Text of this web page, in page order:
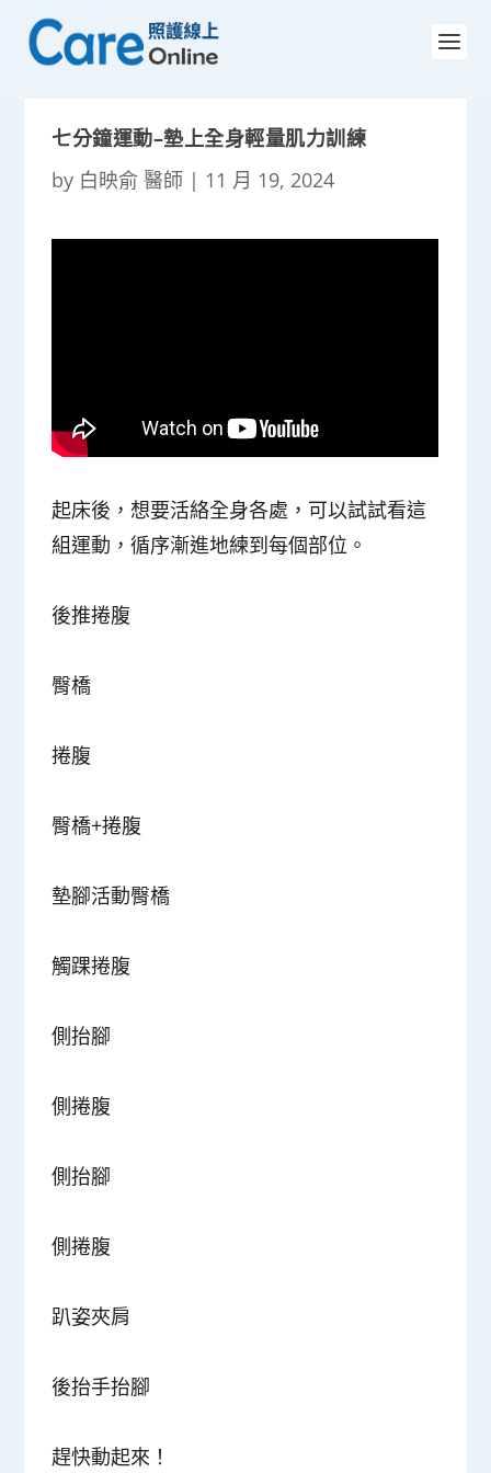
七分鐘運動–墊上全身輕量肌力訓練
by 白映俞 醫師 | 11 月 19, 2024
起床後，想要活絡全身各處，可以試試看這
組運動，循序漸進地練到每個部位。
後推捲腹
臀橋
捲腹
臀橋+捲腹
墊腳活動臀橋
觸踝捲腹
側抬腳
側捲腹
側抬腳
側捲腹
趴姿夾肩
後抬手抬腳
趕快動起來！